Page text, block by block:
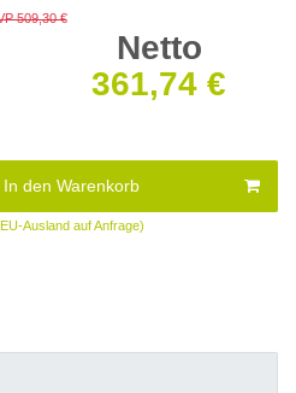
509,30 €
Netto
361,74 €
In den Warenkorb
Ausland auf Anfrage)